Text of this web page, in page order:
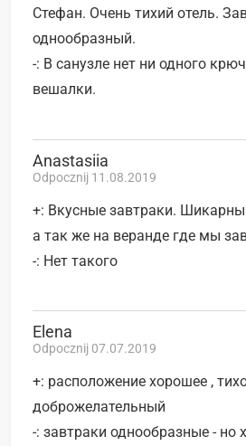
Стефан. Очень тихий отель.
однообразный.
-: В санузле нет ни одного
вешалки.
Anastasiia
Odpocznij 11.08.2019
+: Вкусные завтраки.
а так же на веранде где мы
-: Нет такого
Elena
Odpocznij 07.07.2019
+: расположение хорошее ,
доброжелательный
-: завтраки однообразные - но